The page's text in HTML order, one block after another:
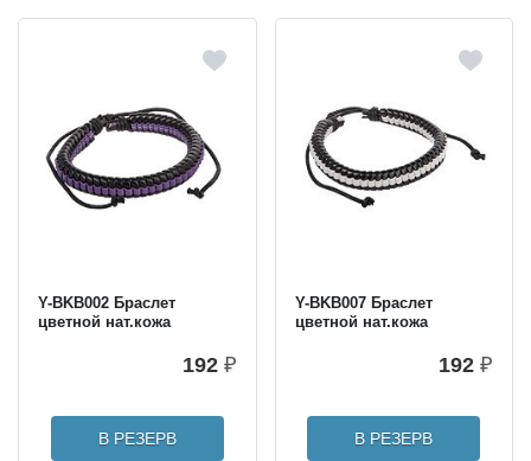
Y-BKB002 Браслет
цветной нат.кожа
192 ₽
В РЕЗЕРВ
Y-BKB007 Браслет
цветной нат.кожа
192 ₽
В РЕЗЕРВ